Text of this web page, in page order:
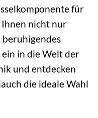
für
Ihnen nicht nur
beruhigendes
ein in die Welt der
und entdecken
die ideale Wahl